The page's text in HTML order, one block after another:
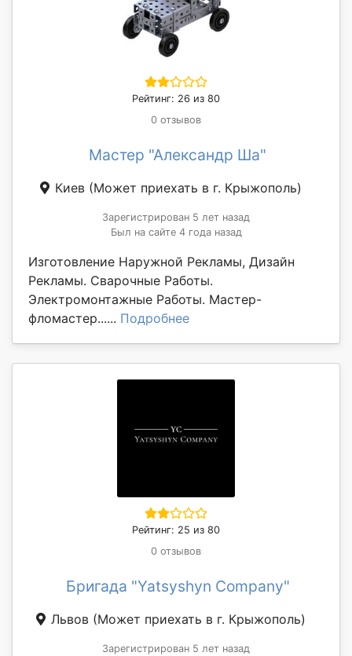
Рейтинг: 26 из 80
0 отзывов
Мастер "Александр Ша"
Киев (Может приехать в г. Крыжополь)
Зарегистрирован 5 лет назад
Был на сайте 4 года назад
Изготовление Наружной Рекламы, Дизайн
Рекламы. Сварочные Работы.
Электромонтажные Работы. Мастер-
фломастер...... Подробнее
Рейтинг: 25 из 80
0 отзывов
Бригада "Yatsyshyn Company"
Львов (Может приехать в г. Крыжополь)
Зарегистрирован 5 лет назад